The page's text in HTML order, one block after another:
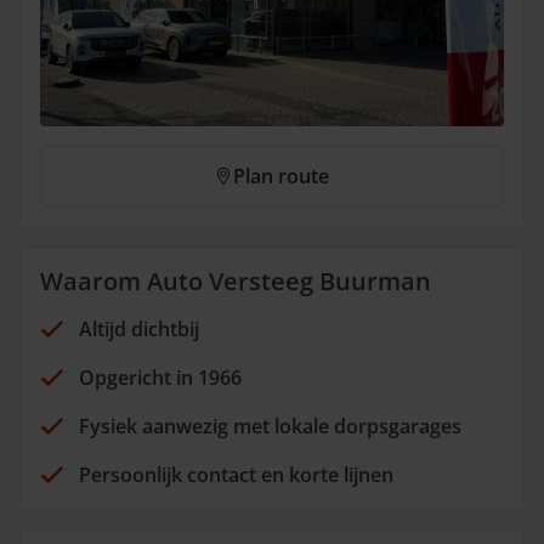
Plan route
Waarom Auto Versteeg Buurman
Altijd dichtbij
Opgericht in 1966
Fysiek aanwezig met lokale dorpsgarages
Persoonlijk contact en korte lijnen